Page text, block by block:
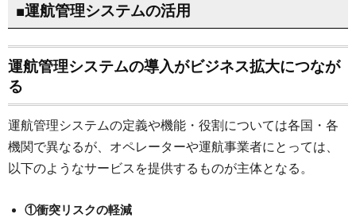
■運航管理システムの活用
運航管理システムの導入がビジネス拡大につなが
る
運航管理システムの定義や機能・役割については各国・各
機関で異なるが、オペレーターや運航事業者にとっては、
以下のようなサービスを提供するものが主体となる。
①衝突リスクの軽減